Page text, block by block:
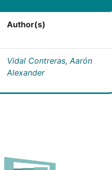
Author(s)
Vidal Contreras, Aarón
Alexander